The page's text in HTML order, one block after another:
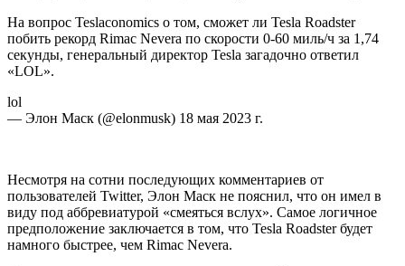
На вопрос Teslaconomics о том, сможет ли Tesla Roadster
побить рекорд Rimac Nevera по скорости 0-60 миль/ч за 1,74
секунды, генеральный директор Tesla загадочно ответил
«LOL».
lol
— Элон Маск (@elonmusk) 18 мая 2023 г.
Несмотря на сотни последующих комментариев от
пользователей Twitter, Элон Маск не пояснил, что он имел в
виду под аббревиатурой «смеяться вслух». Самое логичное
предположение заключается в том, что Tesla Roadster будет
намного быстрее, чем Rimac Nevera.